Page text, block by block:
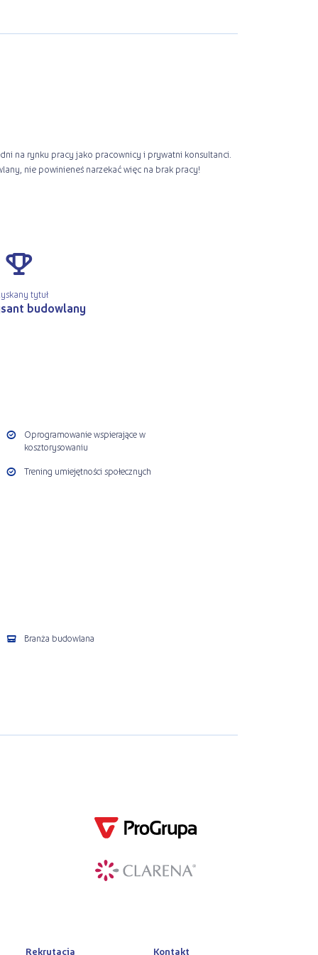
nie powinieneś narzekać więc na brak pracy!
t
tytuł
budowlany
Oprogramowanie wspierające w
kosztorysowaniu
Trening umiejętności społecznych
Branża budowlana
Rekrutacja Kontakt